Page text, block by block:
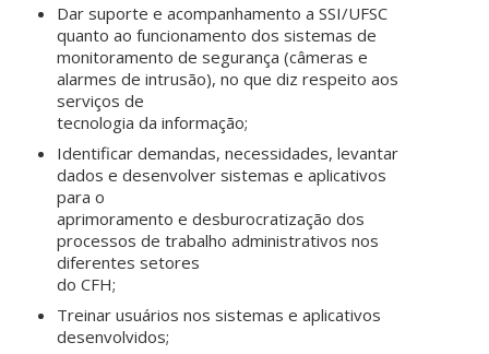
Dar suporte e acompanhamento a SSI/UFSC
quanto ao funcionamento dos sistemas de
monitoramento de segurança (câmeras e
alarmes de intrusão), no que diz respeito aos
serviços de
tecnologia da informação;
Identificar demandas, necessidades, levantar
dados e desenvolver sistemas e aplicativos
para o
aprimoramento e desburocratização dos
processos de trabalho administrativos nos
diferentes setores
do CFH;
Treinar usuários nos sistemas e aplicativos
desenvolvidos;